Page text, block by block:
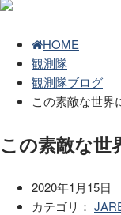
HOME
観測隊
観測隊ブログ
この素敵な世界
この素敵な世
2020年1月15日
カテゴリ：